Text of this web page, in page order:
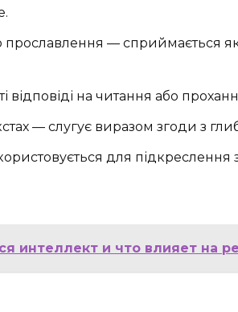
прославлення — сприймається як
відповіді на читання або
— слугує виразом згоди з
для підкреслення
интеллект и что влияет на